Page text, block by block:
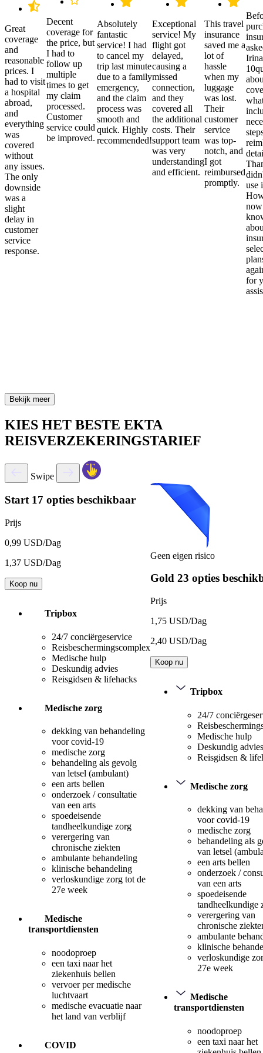
Great
coverage
and
reasonable
prices. I
had to visit
a hospital
abroad,
and
everything
was
covered
without
any issues.
The only
downside
was a
slight
delay in
customer
service
response.
Decent
coverage for
the price, but
I had to
follow up
multiple
times to get
my claim
processed.
Customer
service could
be improved.
Absolutely
fantastic
service! I had
to cancel my
trip last minute
due to a family
emergency,
and the claim
process was
smooth and
quick. Highly
recommended!
Exceptional
service! My
flight got
delayed,
causing a
missed
connection,
and they
covered all
the additional
costs. Their
support team
was very
understanding
and efficient.
This travel
insurance
saved me a
lot of
hassle
when my
luggage
was lost.
Their
customer
service
was top-
notch, and
I got
reimbursed
promptly.
use
for
Bekijk meer
KIES HET BESTE EKTA
REISVERZEKERINGSTARIEF
Swipe
Start 17 opties beschikbaar
Prijs
0,99 USD/Dag
1,37 USD/Dag
Koop nu
Tripbox
24/7 conciërgeservice
Reisbeschermingscomplex
Medische hulp
Deskundig advies
Reisgidsen & lifehacks
Medische zorg
dekking van behandeling
voor covid-19
medische zorg
behandeling als gevolg
van letsel (ambulant)
een arts bellen
onderzoek / consultatie
van een arts
spoedeisende
tandheelkundige zorg
verergering van
chronische ziekten
ambulante behandeling
klinische behandeling
verloskundige zorg tot de
27e week
Medische
transportdiensten
noodoproep
een taxi naar het
ziekenhuis bellen
vervoer per medische
luchtvaart
medische evacuatie naar
het land van verblijf
COVID
Geen eigen risico
Gold 23 opties
Prijs
1,75 USD/Dag
2,40 USD/Dag
Koop nu
Tripbox
24/7
Medische hulp
Deskundig advies
Reisgidsen &
Medische zorg
dekking van
voor covid-19
medische zorg
behandeling als
van letsel
een arts bellen
onderzoek /
van een arts
spoedeisende
tandheelkundige
verergering van
chronische
ambulante
klinische
verloskundige
27e week
Medische
transportdiensten
noodoproep
een taxi naar het